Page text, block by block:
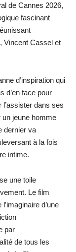
de Cannes 2026,
fascinant
Vincent Cassel et
d’inspiration qui
d’en face pour
dans ses
un jeune homme
dernier va
à la fois
intime.
une toile
Le film
d’une
par
de tous les